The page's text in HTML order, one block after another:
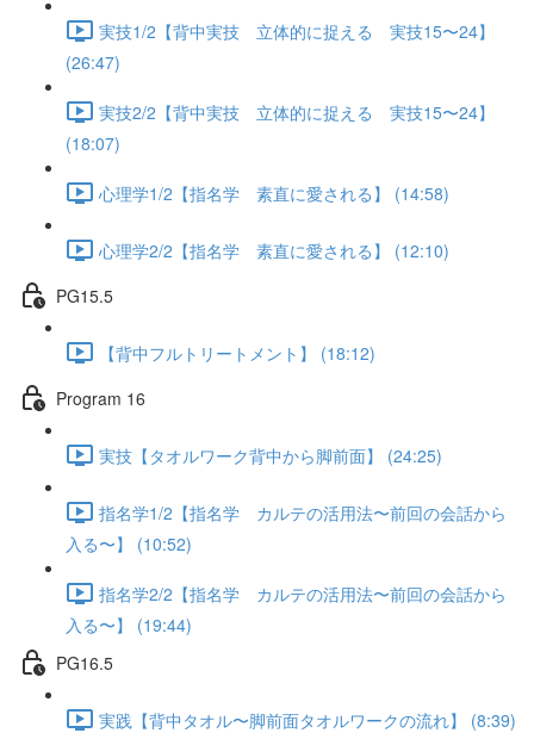
実技1/2【背中実技 立体的に捉える 実技15〜24】
(26:47)
実技2/2【背中実技 立体的に捉える 実技15〜24】
(18:07)
心理学1/2【指名学 素直に愛される】 (14:58)
心理学2/2【指名学 素直に愛される】 (12:10)
PG15.5
【背中フルトリートメント】 (18:12)
Program 16
実技【タオルワーク背中から脚前面】 (24:25)
指名学1/2【指名学 カルテの活用法〜前回の会話から
入る〜】 (10:52)
指名学2/2【指名学 カルテの活用法〜前回の会話から
入る〜】 (19:44)
PG16.5
実践【背中タオル〜脚前面タオルワークの流れ】 (8:39)